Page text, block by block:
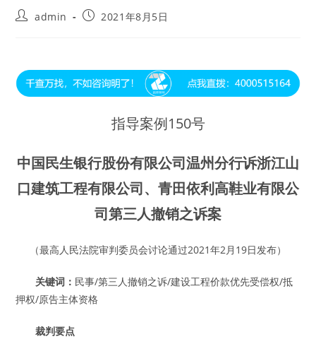
Postadmin
Post2021年8月5日
指导案例150号
中国民生银行股份有限公司温州分行诉浙江山
口建筑工程有限公司、青田依利高鞋业有限公
司第三人撤销之诉案
（最高人民法院审判委员会讨论通过2021年2月19日发布）
关键词： 民事/第三人撤销之诉/建设工程价款优先受偿权/抵
押权/原告主体资格
裁判要点